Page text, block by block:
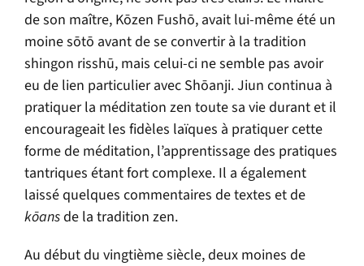
de son maître, Kōzen Fushō, avait lui-même été un
moine sōtō avant de se convertir à la tradition
shingon risshū, mais celui-ci ne semble pas avoir
eu de lien particulier avec Shōanji. Jiun continua à
pratiquer la méditation zen toute sa vie durant et il
encourageait les fidèles laïques à pratiquer cette
forme de méditation, l’apprentissage des pratiques
tantriques étant fort complexe. Il a également
laissé quelques commentaires de textes et de
kōansde la tradition zen.
Au début du vingtième siècle, deux moines de